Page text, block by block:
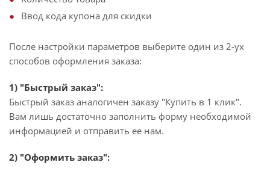
Ввод кода купона для скидки
После настройки параметров выберите один из 2-ух
способов оформления заказа:
1) "Быстрый заказ":
Быстрый заказ аналогичен заказу "Купить в 1 клик".
Вам лишь достаточно заполнить форму необходимой
информацией и отправить ее нам.
2) "Оформить заказ":